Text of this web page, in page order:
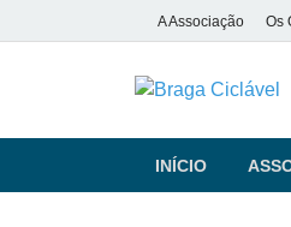
A Associação Os
INÍCIO